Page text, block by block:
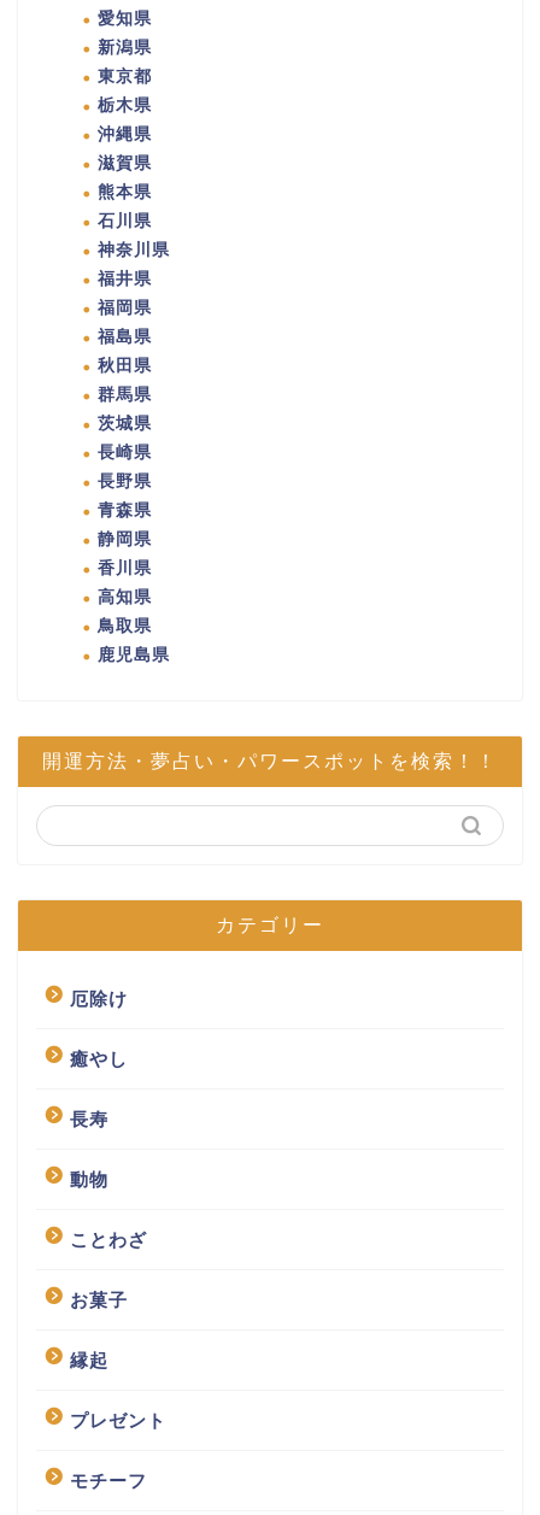
愛知県
新潟県
東京都
栃木県
沖縄県
滋賀県
熊本県
石川県
神奈川県
福井県
福岡県
福島県
秋田県
群馬県
茨城県
長崎県
長野県
青森県
静岡県
香川県
高知県
鳥取県
鹿児島県
開運方法・夢占い・パワースポットを検索！！
カテゴリー
厄除け
癒やし
長寿
動物
ことわざ
お菓子
縁起
プレゼント
モチーフ